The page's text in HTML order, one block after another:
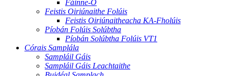
Fáinne-O
Feistis Oiriúnaithe Folúis
Feistis Oiriúnaitheacha KA-Fholúis
Píobán Folúis Solúbtha
Píobán Solúbtha Folúis VT1
Córais Samplála
Sampláil Gáis
Sampláil Gáis Leachtaithe